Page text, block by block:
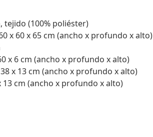
(100% poliéster)
x 60 x 65 cm (ancho x profundo x alto)
x 6 cm (ancho x profundo x alto)
x 13 cm (ancho x profundo x alto)
13 cm (ancho x profundo x alto)